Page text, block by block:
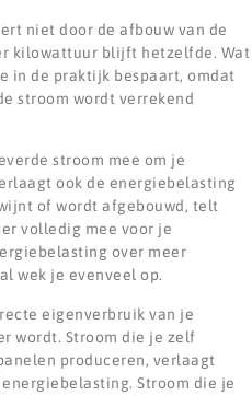
niet door de afbouw van de
kilowattuur blijft hetzelfde. Wat
in de praktijk bespaart, omdat
stroom wordt verrekend
stroom mee om je
ook de energiebelasting
of wordt afgebouwd, telt
volledig mee voor je
over meer
wek je evenveel op.
eigenverbruik van je
wordt. Stroom die je zelf
produceren, verlaagt
Stroom die je